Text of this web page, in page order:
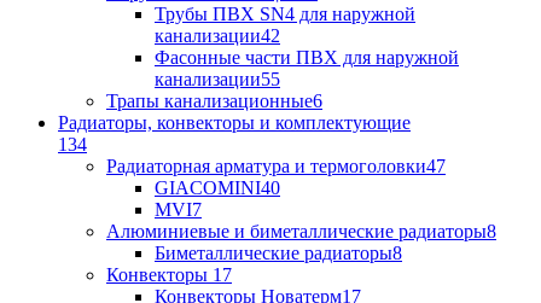
Трубы ПВХ SN4 для наружной
канализации42
Фасонные части ПВХ для наружной
канализации55
Трапы канализационные6
Радиаторы, конвекторы и комплектующие
134
Радиаторная арматура и термоголовки47
GIACOMINI40
MVI7
Алюминиевые и биметаллические радиаторы8
Биметаллические радиаторы8
Конвекторы 17
Конвекторы Новатерм17